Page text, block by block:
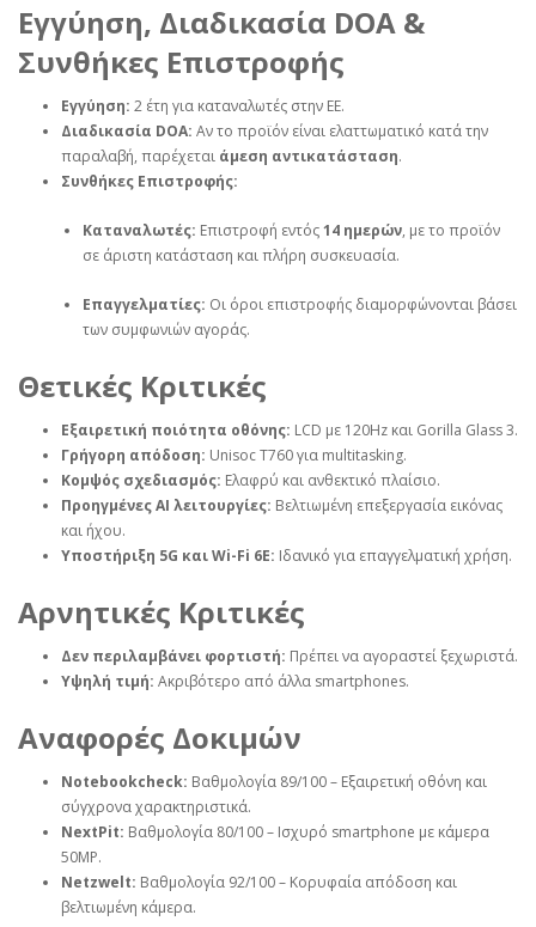
Εγγύηση, Διαδικασία DOA &
Συνθήκες Επιστροφής
Εγγύηση: 2 έτη για καταναλωτές στην ΕΕ.
Διαδικασία DOA: Αν το προϊόν είναι ελαττωματικό κατά την
παραλαβή, παρέχεται άμεση αντικατάσταση.
Συνθήκες Επιστροφής:
Καταναλωτές: Επιστροφή εντός14 ημερών, με το προϊόν
σε άριστη κατάσταση και πλήρη συσκευασία.
Επαγγελματίες: Οι όροι επιστροφής διαμορφώνονται βάσει
των συμφωνιών αγοράς.
Θετικές Κριτικές
Εξαιρετική ποιότητα οθόνης: LCD με 120Hz και Gorilla Glass 3.
Γρήγορη απόδοση: Unisoc T760 για multitasking.
Κομψός σχεδιασμός: Ελαφρύ και ανθεκτικό πλαίσιο.
Προηγμένες AI λειτουργίες: Βελτιωμένη επεξεργασία εικόνας
και ήχου.
Υποστήριξη 5G και Wi-Fi 6E: Ιδανικό για επαγγελματική χρήση.
Αρνητικές Κριτικές
Δεν περιλαμβάνει φορτιστή: Πρέπει να αγοραστεί ξεχωριστά.
Υψηλή τιμή: Ακριβότερο από άλλα smartphones.
Αναφορές Δοκιμών
Notebookcheck: Βαθμολογία 89/100 – Εξαιρετική οθόνη και
σύγχρονα χαρακτηριστικά.
NextPit: Βαθμολογία 80/100 – Ισχυρό smartphone με κάμερα
50MP.
Netzwelt: Βαθμολογία 92/100 – Κορυφαία απόδοση και
βελτιωμένη κάμερα.